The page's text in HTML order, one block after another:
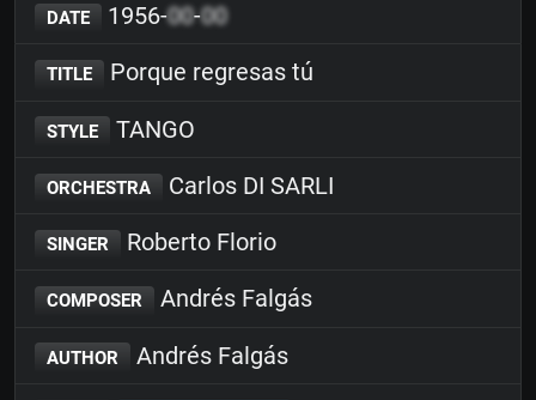
DATE 1956-00-00
TITLE Porque regresas tú
STYLE TANGO
ORCHESTRA Carlos DI SARLI
SINGER Roberto Florio
COMPOSER Andrés Falgás
AUTHOR Andrés Falgás